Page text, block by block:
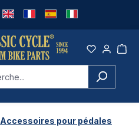
Accessoires pour pédales